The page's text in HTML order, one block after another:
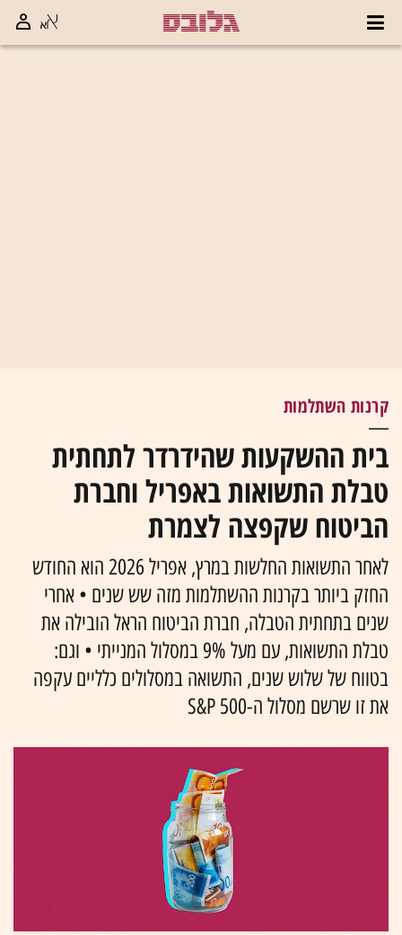
קרנות השתלמות
בית ההשקעות שהידרדר לתחתית
טבלת התשואות באפריל וחברת
הביטוח שקפצה לצמרת
לאחר התשואות החלשות במרץ, אפריל 2026 הוא החודש
החזק ביותר בקרנות ההשתלמות מזה שש שנים • אחרי
שנים בתחתית הטבלה, חברת הביטוח הראל הובילה את
טבלת התשואות, עם מעל 9% במסלול המנייתי • וגם:
בטווח של שלוש שנים, התשואה במסלולים כלליים עקפה
את זו שרשם מסלול ה-S&P 500